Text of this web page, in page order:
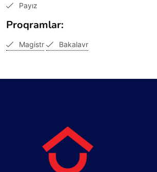
Payız
Proqramlar:
Magistr Bakalavr